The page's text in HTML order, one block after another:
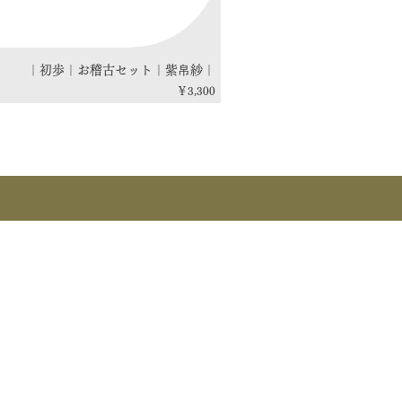
｜初歩｜お稽古セット｜紫帛紗｜
価格
￥3,300